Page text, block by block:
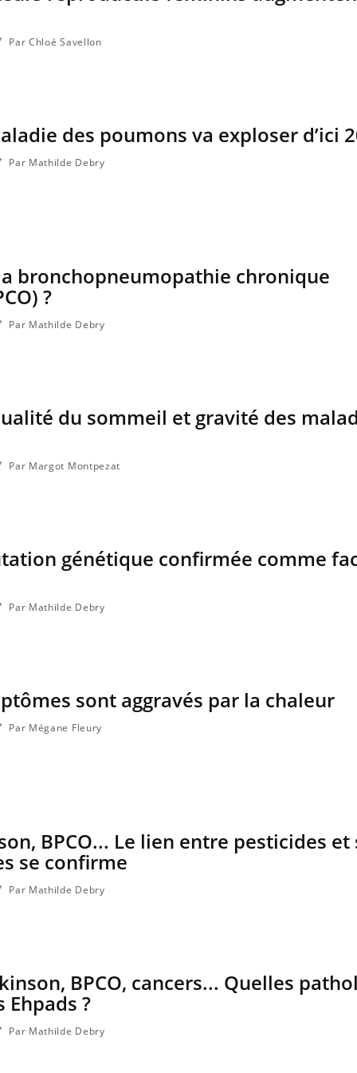
Par Chloé Savellon
des poumons va exploser d’ici
Par Mathilde Debry
bronchopneumopathie chronique
?
Par Mathilde Debry
du sommeil et gravité des
Par Margot Montpezat
génétique confirmée comme
Par Mathilde Debry
sont aggravés par la chaleur
Par Mégane Fleury
BPCO... Le lien entre pesticides et
se confirme
Par Mathilde Debry
BPCO, cancers... Quelles
?
Par Mathilde Debry